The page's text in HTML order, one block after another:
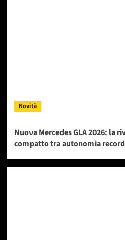
Novità
Nuova Mercedes GLA 2026: la
compatto tra autonomia